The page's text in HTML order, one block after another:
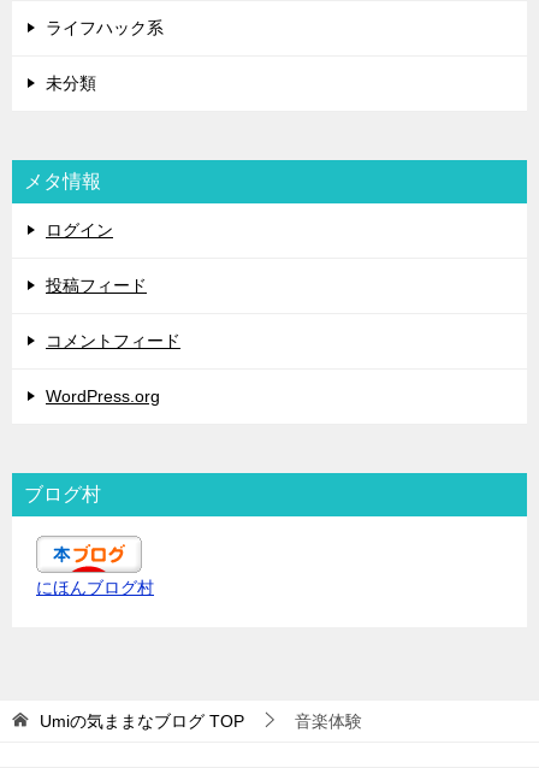
ライフハック系
未分類
メタ情報
ログイン
投稿フィード
コメントフィード
WordPress.org
ブログ村
にほんブログ村
Umiの気ままなブログ TOP 音楽体験